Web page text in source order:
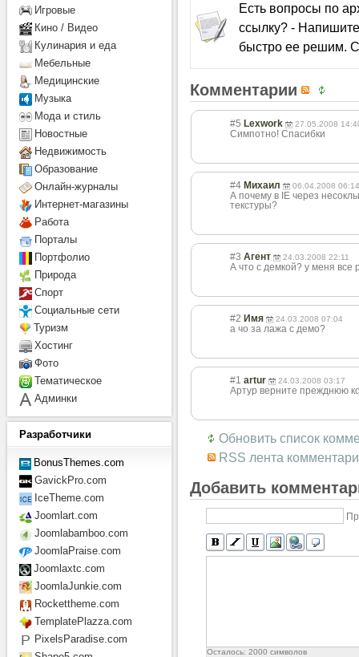
Есть вопросы по
ссылку? -
быстро ее решим.
Комментарии
#5 Lexwork 27.05.2008
Симпотно! Спасибки
#4 Михаил 06.04.2008 06:14
А почему в IE через
текстуры?
#3 Агент 24.03.2008 22:11
А что с демкой? у меня
#2 Имя 24.03.2008 07:04
а чо за лажа с демо?
#1 artur 24.03.2008 03:17
Артур верните прежднюю
Обновить список
RSS лента
Добавить
Осталось: 2000 символов
Игровые
Кино / Видео
Кулинария и еда
Мебельные
Медицинские
Музыка
Мода и стиль
Новостные
Недвижимость
Образование
Онлайн-журналы
Интернет-магазины
Работа
Порталы
Портфолио
Природа
Спорт
Социальные сети
Туризм
Хостинг
Фото
Тематическое
Админки
Разработчики
BonusThemes.com
GavickPro.com
IceTheme.com
Joomlart.com
Joomlabamboo.com
JoomlaPraise.com
Joomlaxtc.com
JoomlaJunkie.com
Rockettheme.com
TemplatePlazza.com
PixelsParadise.com